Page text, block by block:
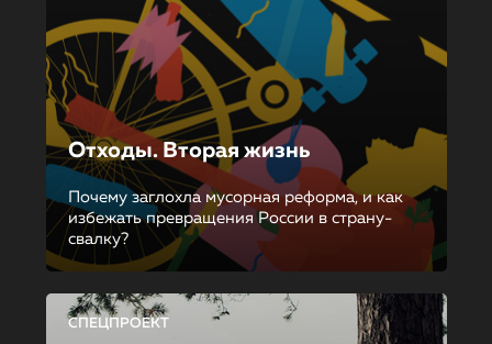
Отходы. Вторая жизнь
Почему заглохла мусорная реформа, и как
избежать превращения России в страну-
свалку?
СПЕЦПРОЕКТ